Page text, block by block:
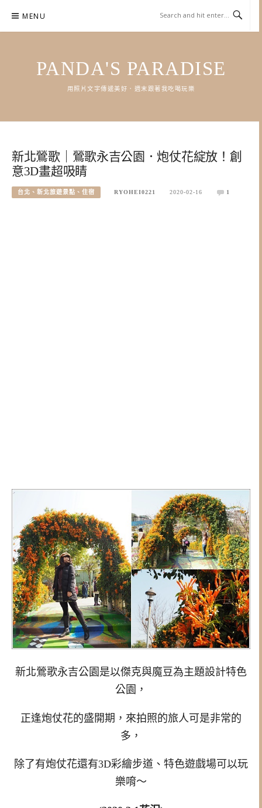
content
MENU
PANDA'S PARADISE
用照片文字傳遞美好．週末跟著我吃喝玩樂
新北鶯歌｜鶯歌永吉公園．炮仗花綻放！創
意3D畫超吸睛
台北、新北旅遊景點、住宿 RYOHEI0221 2020-02-16 1
新北鶯歌永吉公園是以傑克與魔豆為主題設計特色
公園，
正逢炮仗花的盛開期，來拍照的旅人可是非常的
多，
除了有炮仗花還有3D彩繪步道、特色遊戲場可以玩
樂唷～